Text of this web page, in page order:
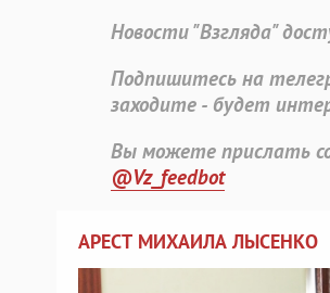
Новости "Взгляда"
Подпишитесь на
заходите - будет
Вы можете прислать
@Vz_feedbot
АРЕСТ МИХАИЛА ЛЫСЕНКО